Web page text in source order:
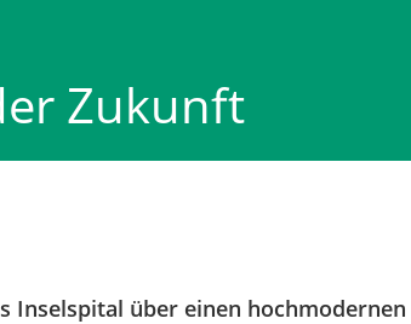
Zukunft
Inselspital über einen hochmodernen